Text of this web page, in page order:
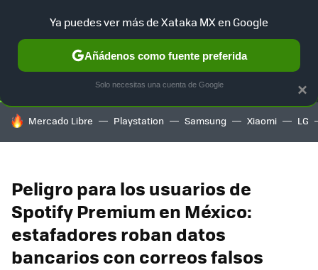
SELECCIÓN GAMING HOME AUTO TERRITORIO
HOY SE HABLA DE
Mercado Libre Playstation Samsung Xiaomi LG
Peligro para los usuarios de
Spotify Premium en México:
estafadores roban datos
bancarios con correos falsos
×
Ya puedes ver más de Xataka MX en Google
Añádenos como fuente preferida
Solo necesitas una cuenta de Google